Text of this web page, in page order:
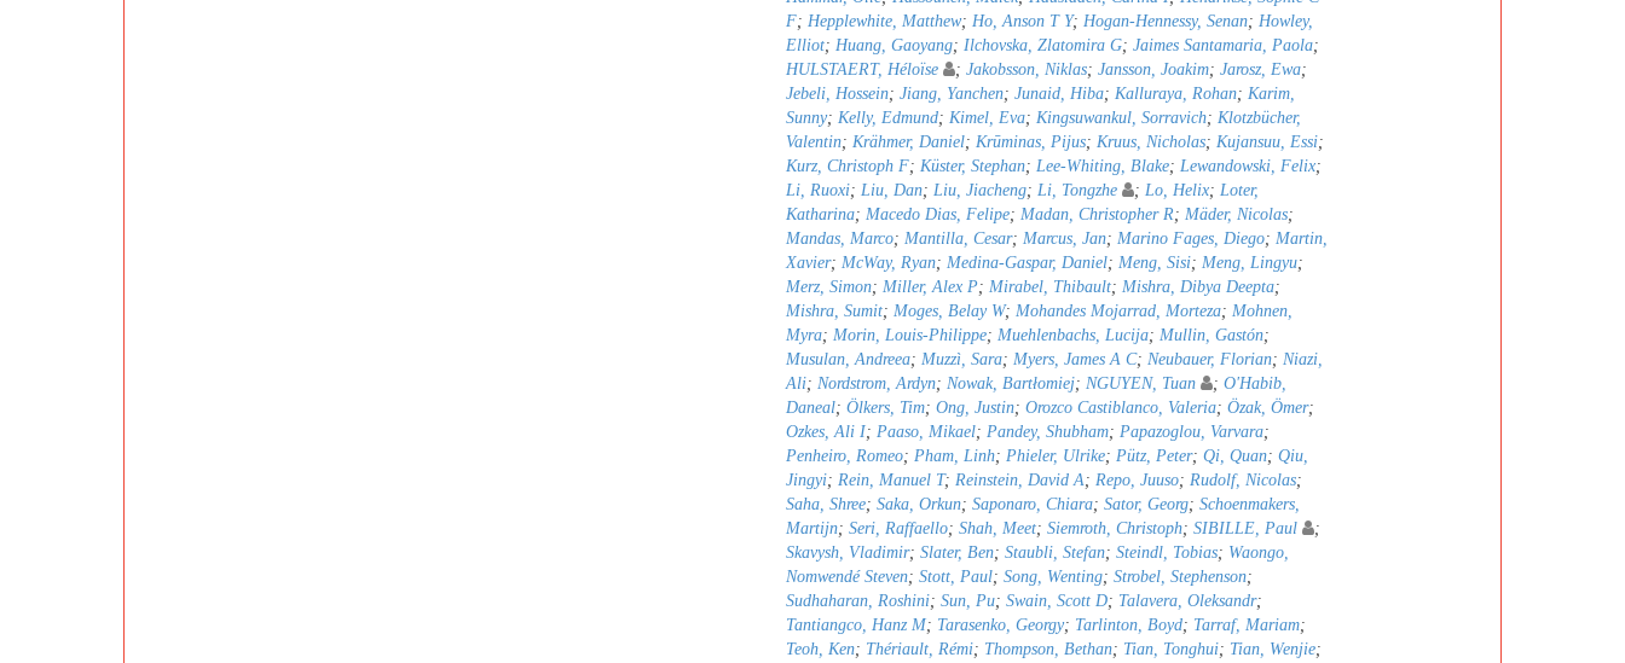
F; Hepplewhite, Matthew; Ho, Anson T Y; Hogan-Hennessy, Senan; Howley,
Elliot; Huang, Gaoyang; Ilchovska, Zlatomira G; Jaimes Santamaria, Paola;
HULSTAERT, Héloïse
; Jakobsson, Niklas; Jansson, Joakim; Jarosz, Ewa;
Jebeli, Hossein; Jiang, Yanchen; Junaid, Hiba; Kalluraya, Rohan; Karim,
Sunny; Kelly, Edmund; Kimel, Eva; Kingsuwankul, Sorravich; Klotzbücher,
Valentin; Krähmer, Daniel; Krūminas, Pijus; Kruus, Nicholas; Kujansuu, Essi;
Kurz, Christoph F; Küster, Stephan; Lee-Whiting, Blake; Lewandowski, Felix;
Li, Ruoxi; Liu, Dan; Liu, Jiacheng; Li, Tongzhe ; Lo, Helix; Loter,
Katharina; Macedo Dias, Felipe; Madan, Christopher R; Mäder, Nicolas;
Mandas, Marco; Mantilla, Cesar; Marcus, Jan; Marino Fages, Diego; Martin,
Xavier; McWay, Ryan; Medina-Gaspar, Daniel; Meng, Sisi; Meng, Lingyu;
Merz, Simon; Miller, Alex P; Mirabel, Thibault; Mishra, Dibya Deepta;
Mishra, Sumit; Moges, Belay W; Mohandes Mojarrad, Morteza; Mohnen,
Myra; Morin, Louis-Philippe; Muehlenbachs, Lucija; Mullin, Gastón;
Musulan, Andreea; Muzzì, Sara; Myers, James A C; Neubauer, Florian; Niazi,
Ali; Nordstrom, Ardyn; Nowak, Bartłomiej; NGUYEN, Tuan ; O'Habib,
Daneal; Ölkers, Tim; Ong, Justin; Orozco Castiblanco, Valeria; Özak, Ömer;
Ozkes, Ali I; Paaso, Mikael; Pandey, Shubham; Papazoglou, Varvara;
Penheiro, Romeo; Pham, Linh; Phieler, Ulrike; Pütz, Peter; Qi, Quan; Qiu,
Jingyi; Rein, Manuel T; Reinstein, David A; Repo, Juuso; Rudolf, Nicolas;
Saha, Shree; Saka, Orkun; Saponaro, Chiara; Sator, Georg; Schoenmakers,
Martijn; Seri, Raffaello; Shah, Meet; Siemroth, Christoph; SIBILLE, Paul
;
Skavysh, Vladimir; Slater, Ben; Staubli, Stefan; Steindl, Tobias; Waongo,
Nomwendé Steven; Stott, Paul; Song, Wenting; Strobel, Stephenson;
Sudhaharan, Roshini; Sun, Pu; Swain, Scott D; Talavera, Oleksandr;
Tantiangco, Hanz M; Tarasenko, Georgy; Tarlinton, Boyd; Tarraf, Mariam;
Teoh, Ken; Thériault, Rémi; Thompson, Bethan; Tian, Tonghui; Tian, Wenjie;